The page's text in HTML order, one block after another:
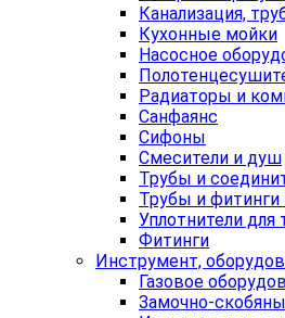
Канализация,
Кухонные мойки
Насосное
Радиаторы и
Санфаянс
Сифоны
Смесители и душ
Трубы и
Трубы и
Уплотнители для
Фитинги
Инструмент,
Газовое
Замочно-